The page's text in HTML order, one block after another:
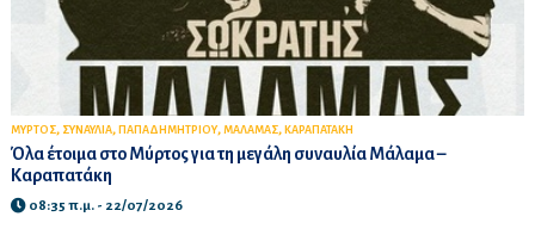
ΜΥΡΤΟΣ, ΣΥΝΑΥΛΙΑ, ΠΑΠΑΔΗΜΗΤΡΙΟΥ, ΜΑΛΑΜΑΣ, ΚΑΡΑΠΑΤΑΚΗ
Όλα έτοιμα στο Μύρτος για τη μεγάλη συναυλία Μάλαμα –
Καραπατάκη
08:35 π.μ. - 22/07/2026